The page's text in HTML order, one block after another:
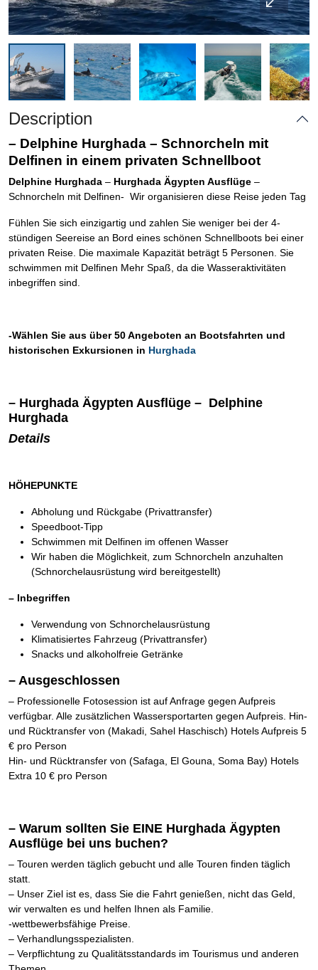
Description
– Delphine Hurghada – Schnorcheln mit
Delfinen in einem privaten Schnellboot
Delphine Hurghada – Hurghada Ägypten Ausflüge –
Schnorcheln mit Delfinen- Wir organisieren diese Reise jeden Tag
Fühlen Sie sich einzigartig und zahlen Sie weniger bei der 4-
stündigen Seereise an Bord eines schönen Schnellboots bei einer
privaten Reise. Die maximale Kapazität beträgt 5 Personen. Sie
schwimmen mit Delfinen Mehr Spaß, da die Wasseraktivitäten
inbegriffen sind.
-Wählen Sie aus über 50 Angeboten an Bootsfahrten und
historischen Exkursionen in Hurghada
– Hurghada Ägypten Ausflüge – Delphine
Hurghada
Details
HÖHEPUNKTE
Abholung und Rückgabe (Privattransfer)
Speedboot-Tipp
Schwimmen mit Delfinen im offenen Wasser
Wir haben die Möglichkeit, zum Schnorcheln anzuhalten
(Schnorchelausrüstung wird bereitgestellt)
– Inbegriffen
Verwendung von Schnorchelausrüstung
Klimatisiertes Fahrzeug (Privattransfer)
Snacks und alkoholfreie Getränke
– Ausgeschlossen
– Professionelle Fotosession ist auf Anfrage gegen Aufpreis
verfügbar. Alle zusätzlichen Wassersportarten gegen Aufpreis. Hin-
und Rücktransfer von (Makadi, Sahel Haschisch) Hotels Aufpreis 5
€ pro Person
Hin- und Rücktransfer von (Safaga, El Gouna, Soma Bay) Hotels
Extra 10 € pro Person
– Warum sollten Sie EINE Hurghada Ägypten
Ausflüge bei uns buchen?
– Touren werden täglich gebucht und alle Touren finden täglich
statt.
– Unser Ziel ist es, dass Sie die Fahrt genießen, nicht das Geld,
wir verwalten es und helfen Ihnen als Familie.
-wettbewerbsfähige Preise.
– Verhandlungsspezialisten.
– Verpflichtung zu Qualitätsstandards im Tourismus und anderen